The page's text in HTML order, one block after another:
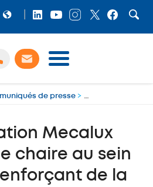
de presse >
Mecalux
chaire au sein
de la